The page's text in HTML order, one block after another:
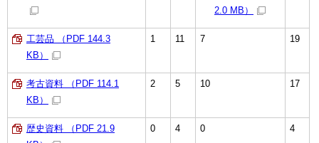
2.0 MB）
工芸品 （PDF 144.3
KB）
1 11 7 19
考古資料 （PDF 114.1
KB）
2 5 10 17
歴史資料 （PDF 21.9
0 4 0 4